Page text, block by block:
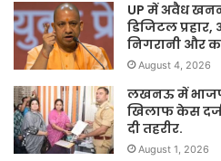
UP में अवैध
डिजिटल
निगरानी और
August 4, 2026
लखनऊ में
खिलाफ केस
दी तहरीर.
August 1, 2026